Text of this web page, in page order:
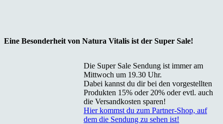
Eine Besonderheit von Natura Vitalis ist der Super Sale!
Die Super Sale Sendung ist immer am
Mittwoch um 19.30 Uhr.
Dabei kannst du dir bei den vorgestellten
Produkten 15% oder 20% oder evtl. auch
die Versandkosten sparen!
Hier kommst du zum Partner-Shop, auf
dem die Sendung zu sehen ist!